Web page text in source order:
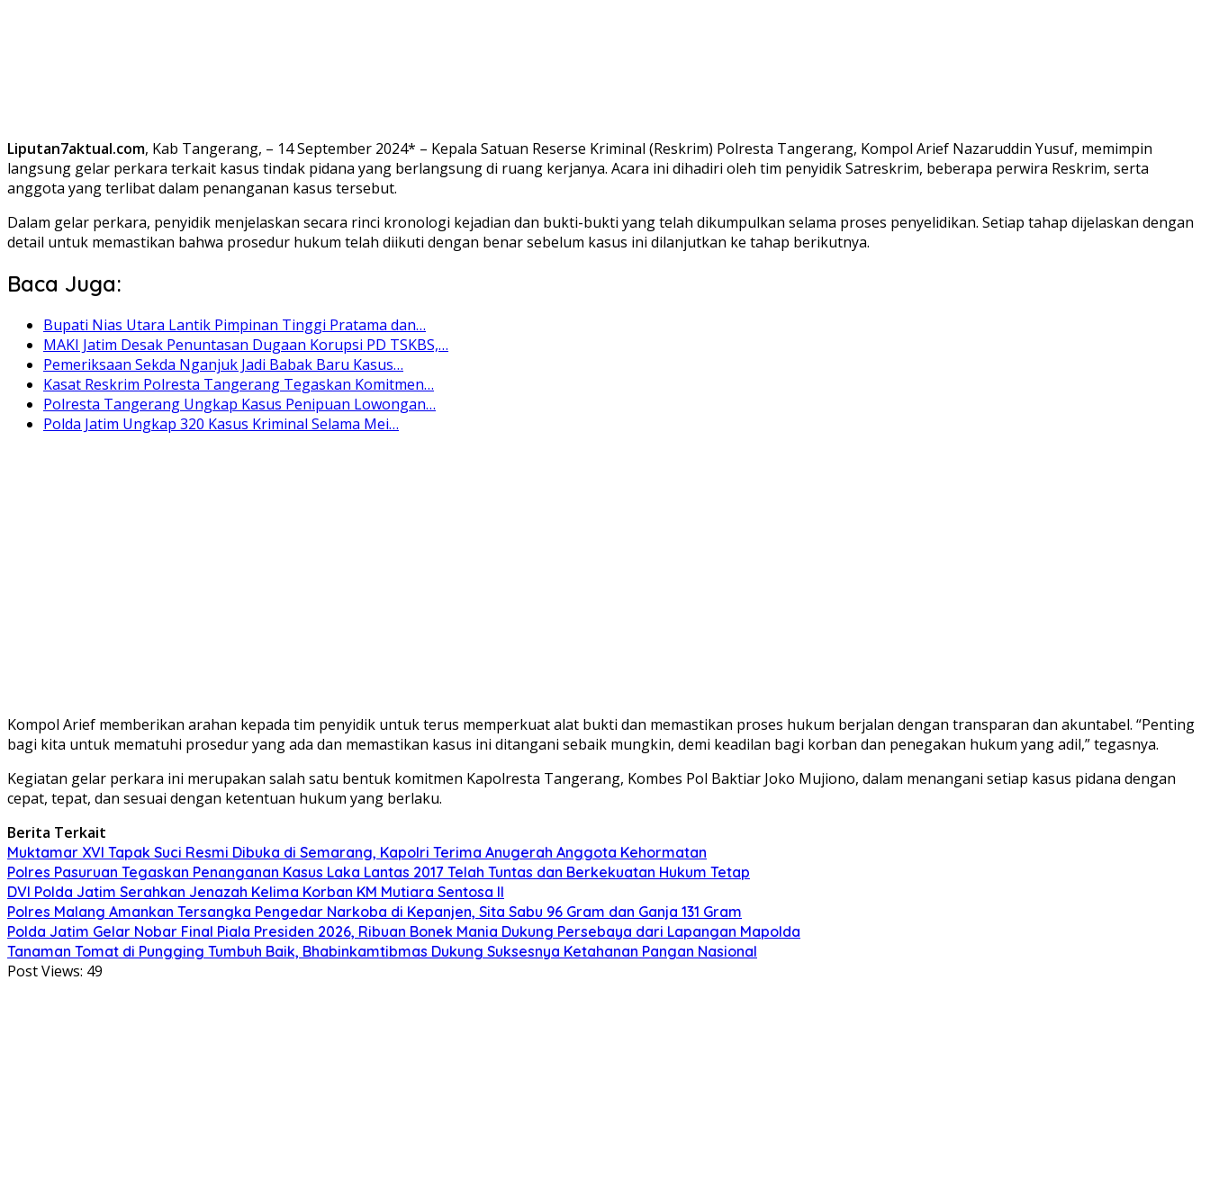
Liputan7aktual.com, Kab Tangerang, – 14 September 2024* – Kepala Satuan Reserse Kriminal (Reskrim) Polresta Tangerang, Kompol Arief Nazaruddin Yusuf, memimpin
langsung gelar perkara terkait kasus tindak pidana yang berlangsung di ruang kerjanya. Acara ini dihadiri oleh tim penyidik Satreskrim, beberapa perwira Reskrim, serta
anggota yang terlibat dalam penanganan kasus tersebut.
Dalam gelar perkara, penyidik menjelaskan secara rinci kronologi kejadian dan bukti-bukti yang telah dikumpulkan selama proses penyelidikan. Setiap tahap dijelaskan dengan
detail untuk memastikan bahwa prosedur hukum telah diikuti dengan benar sebelum kasus ini dilanjutkan ke tahap berikutnya.
Baca Juga:
Bupati Nias Utara Lantik Pimpinan Tinggi Pratama dan…
MAKI Jatim Desak Penuntasan Dugaan Korupsi PD TSKBS,…
Pemeriksaan Sekda Nganjuk Jadi Babak Baru Kasus…
Kasat Reskrim Polresta Tangerang Tegaskan Komitmen…
Polresta Tangerang Ungkap Kasus Penipuan Lowongan…
Polda Jatim Ungkap 320 Kasus Kriminal Selama Mei…
Kompol Arief memberikan arahan kepada tim penyidik untuk terus memperkuat alat bukti dan memastikan proses hukum berjalan dengan transparan dan akuntabel. “Penting
bagi kita untuk mematuhi prosedur yang ada dan memastikan kasus ini ditangani sebaik mungkin, demi keadilan bagi korban dan penegakan hukum yang adil,” tegasnya.
Kegiatan gelar perkara ini merupakan salah satu bentuk komitmen Kapolresta Tangerang, Kombes Pol Baktiar Joko Mujiono, dalam menangani setiap kasus pidana dengan
cepat, tepat, dan sesuai dengan ketentuan hukum yang berlaku.
Berita Terkait
Muktamar XVI Tapak Suci Resmi Dibuka di Semarang, Kapolri Terima Anugerah Anggota Kehormatan
Polres Pasuruan Tegaskan Penanganan Kasus Laka Lantas 2017 Telah Tuntas dan Berkekuatan Hukum Tetap
DVI Polda Jatim Serahkan Jenazah Kelima Korban KM Mutiara Sentosa II
Polres Malang Amankan Tersangka Pengedar Narkoba di Kepanjen, Sita Sabu 96 Gram dan Ganja 131 Gram
Polda Jatim Gelar Nobar Final Piala Presiden 2026, Ribuan Bonek Mania Dukung Persebaya dari Lapangan Mapolda
Tanaman Tomat di Pungging Tumbuh Baik, Bhabinkamtibmas Dukung Suksesnya Ketahanan Pangan Nasional
Post Views: 49